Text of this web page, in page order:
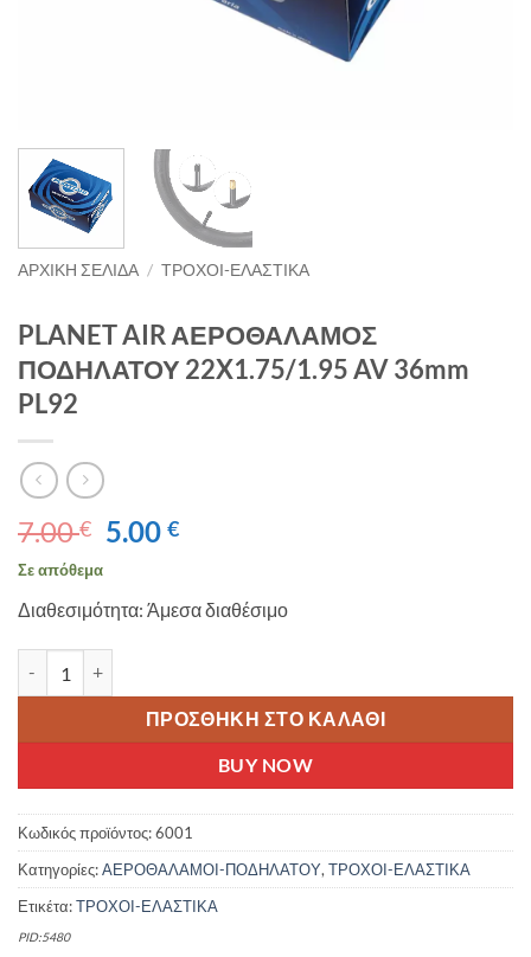
ΑΡΧΙΚΉ ΣΕΛΊΔΑ / ΤΡΟΧΟΙ-ΕΛΑΣΤΙΚΑ
PLANET AIR ΑΕΡΟΘΑΛΑΜΟΣ
ΠΟΔΗΛΑΤΟΥ 22X1.75/1.95 AV 36mm
PL92
7.00€ Original
7.00 €.
5.00€Η
είναι:
Σε απόθεμα
Διαθεσιμότητα: Άμεσα διαθέσιμο
ΠΡΟΣΘΉΚΗ ΣΤΟ ΚΑΛΆΘΙ
BUY NOW
Κωδικός προϊόντος:6001
Κατηγορίες:ΑΕΡΟΘΑΛΑΜΟΙ-ΠΟΔΗΛΑΤΟΥ, ΤΡΟΧΟΙ-ΕΛΑΣΤΙΚΑ
Ετικέτα:ΤΡΟΧΟΙ-ΕΛΑΣΤΙΚΑ
PID:5480